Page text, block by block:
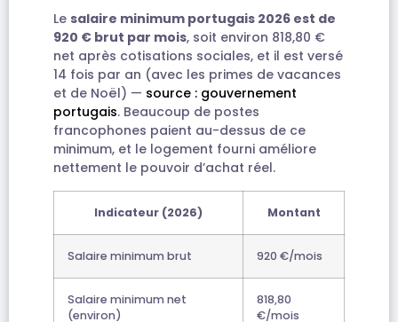
Le salaire minimum portugais 2026 est de
920 € brut par mois, soit environ 818,80 €
net après cotisations sociales, et il est versé
14 fois par an (avec les primes de vacances
et de Noël) — source : gouvernement
portugais. Beaucoup de postes
francophones paient au-dessus de ce
minimum, et le logement fourni améliore
nettement le pouvoir d’achat réel.
Indicateur (2026) Montant
Salaire minimum brut 920 €/mois
Salaire minimum net
(environ)
818,80
€/mois